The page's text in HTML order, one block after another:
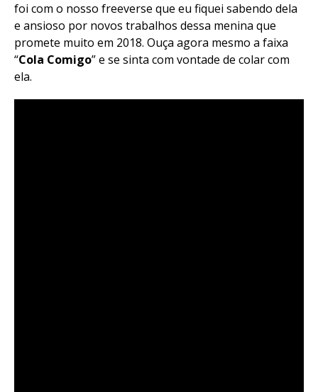
foi com o nosso freeverse que eu fiquei sabendo dela
e ansioso por novos trabalhos dessa menina que
promete muito em 2018. Ouça agora mesmo a faixa
“Cola Comigo” e se sinta com vontade de colar com
ela.